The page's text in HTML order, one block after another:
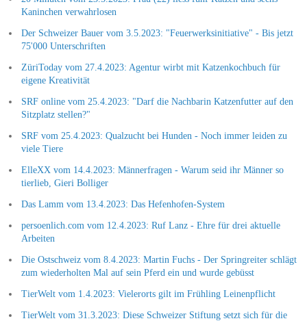
Kaninchen verwahrlosen
Der Schweizer Bauer vom 3.5.2023: "Feuerwerksinitiative" - Bis jetzt
75'000 Unterschriften
ZüriToday vom 27.4.2023: Agentur wirbt mit Katzenkochbuch für
eigene Kreativität
SRF online vom 25.4.2023: "Darf die Nachbarin Katzenfutter auf den
Sitzplatz stellen?"
SRF vom 25.4.2023: Qualzucht bei Hunden - Noch immer leiden zu
viele Tiere
ElleXX vom 14.4.2023: Männerfragen - Warum seid ihr Männer so
tierlieb, Gieri Bolliger
Das Lamm vom 13.4.2023: Das Hefenhofen-System
persoenlich.com vom 12.4.2023: Ruf Lanz - Ehre für drei aktuelle
Arbeiten
Die Ostschweiz vom 8.4.2023: Martin Fuchs - Der Springreiter schlägt
zum wiederholten Mal auf sein Pferd ein und wurde gebüsst
TierWelt vom 1.4.2023: Vielerorts gilt im Frühling Leinenpflicht
TierWelt vom 31.3.2023: Diese Schweizer Stiftung setzt sich für die